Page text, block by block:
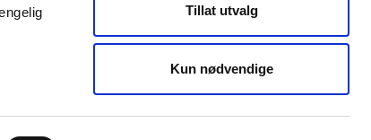
Tillat utvalg
Kun nødvendige